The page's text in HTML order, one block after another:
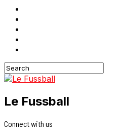
Le Fussball
Connect with us